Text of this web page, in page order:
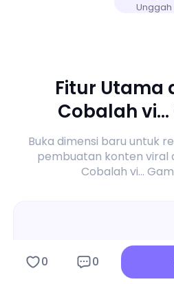
Unggah
Fitur Utama
Cobalah
Buka dimensi baru untuk
pembuatan konten viral
Cobalah vi...
0 0